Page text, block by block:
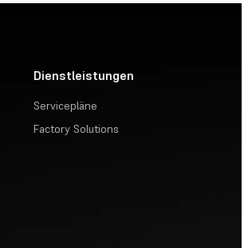
Dienstleistungen
Servicepläne
Factory Solutions